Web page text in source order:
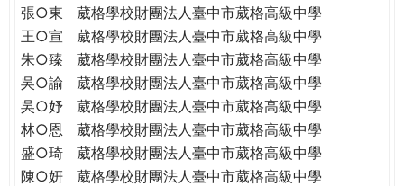
張○東
葳格學校財團法人臺中市葳格高級中學
王○宣
葳格學校財團法人臺中市葳格高級中學
朱○臻
葳格學校財團法人臺中市葳格高級中學
吳○諭
葳格學校財團法人臺中市葳格高級中學
吳○妤
葳格學校財團法人臺中市葳格高級中學
林○恩
葳格學校財團法人臺中市葳格高級中學
盛○琦
葳格學校財團法人臺中市葳格高級中學
陳○妍
葳格學校財團法人臺中市葳格高級中學